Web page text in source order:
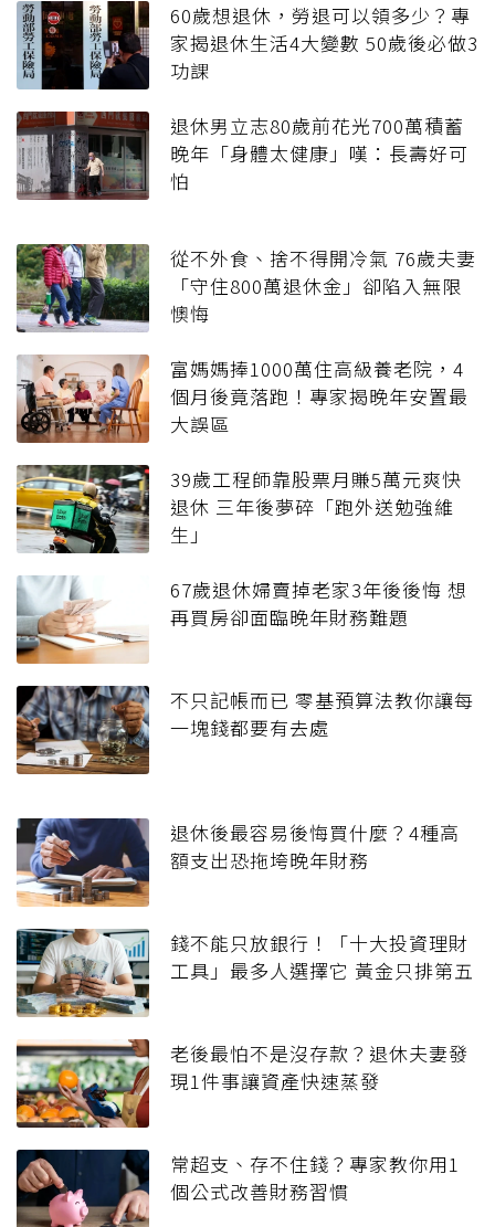
60歲想退休，勞退可以領多少？專
家揭退休生活4大變數 50歲後必做3
功課
退休男立志80歲前花光700萬積蓄
晚年「身體太健康」嘆：長壽好可
怕
從不外食、捨不得開冷氣 76歲夫妻
「守住800萬退休金」卻陷入無限
懊悔
富媽媽捧1000萬住高級養老院，4
個月後竟落跑！專家揭晚年安置最
大誤區
39歲工程師靠股票月賺5萬元爽快
退休 三年後夢碎「跑外送勉強維
生」
67歲退休婦賣掉老家3年後後悔 想
再買房卻面臨晚年財務難題
不只記帳而已 零基預算法教你讓每
一塊錢都要有去處
退休後最容易後悔買什麼？4種高
額支出恐拖垮晚年財務
錢不能只放銀行！「十大投資理財
工具」最多人選擇它 黃金只排第五
老後最怕不是沒存款？退休夫妻發
現1件事讓資產快速蒸發
常超支、存不住錢？專家教你用1
個公式改善財務習慣